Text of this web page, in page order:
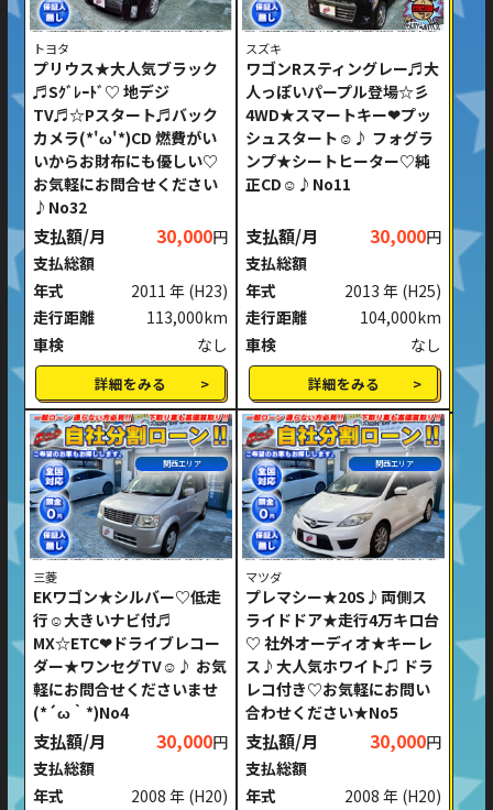
トヨタ
プリウス★大人気ブラック
♬Sｸﾞﾚｰﾄﾞ♡ 地デジ
TV♬☆Pスタート♬バック
カメラ(*'ω'*)CD 燃費がい
いからお財布にも優しい♡
お気軽にお問合せください
♪No32
支払額/月 30,000円
支払総額
年式
2011 年 (H23)
走行距離
113,000km
車検
なし
詳細をみる
スズキ
ワゴンRスティングレー♬大
人っぽいパープル登場☆彡
4WD★スマートキー❤プッ
シュスタート☺♪ フォグラ
ンプ★シートヒーター♡純
正CD☺♪No11
支払額/月 30,000円
支払総額
年式
2013 年 (H25)
走行距離
104,000km
車検
なし
詳細をみる
関西エリア
三菱
EKワゴン★シルバー♡低走
行☺大きいナビ付♬
MX☆ETC❤ドライブレコー
ダー★ワンセグTV☺♪ お気
軽にお問合せくださいませ
(*´ω｀*)No4
支払額/月 30,000円
支払総額
年式
2008 年 (H20)
関西エリア
マツダ
プレマシー★20S♪両側ス
ライドドア★走行4万キロ台
♡ 社外オーディオ★キーレ
ス♪大人気ホワイト♫ ドラ
レコ付き♡お気軽にお問い
合わせください★No5
支払額/月 30,000円
支払総額
年式
2008 年 (H20)